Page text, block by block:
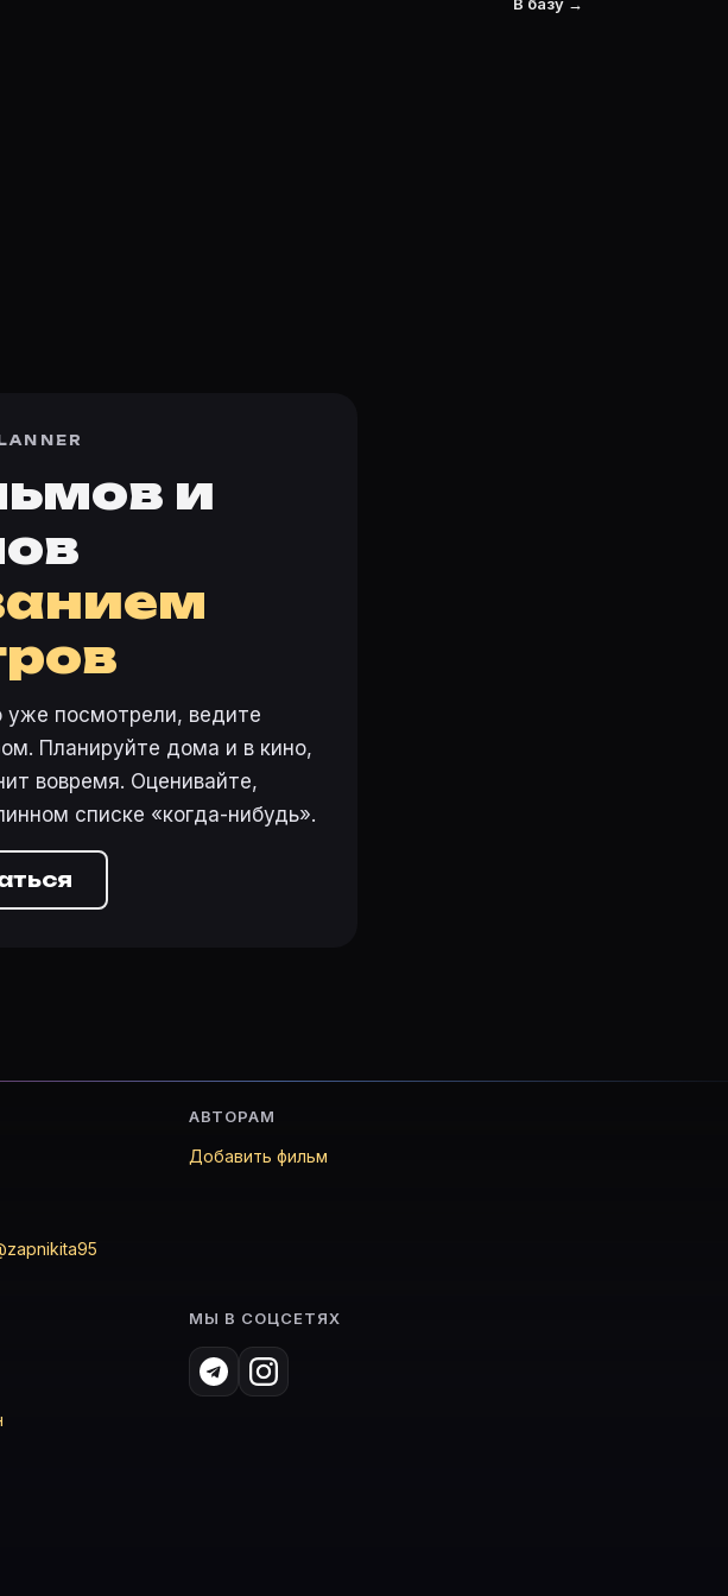
и
уже посмотрели, ведите
Планируйте дома и в кино,
вовремя. Оценивайте,
списке «когда-нибудь».
АВТОРАМ
Добавить фильм
МЫ В СОЦСЕТЯХ